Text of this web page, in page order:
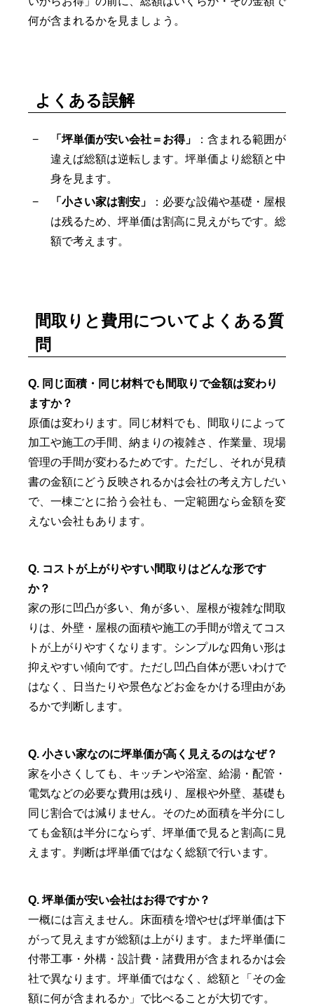
何が含まれるかを見ましょう。
よくある誤解
「坪単価が安い会社＝お得」
：含まれる範囲が
違えば総額は逆転します。坪単価より総額と中
身を見ます。
「小さい家は割安」
：必要な設備や基礎・屋根
は残るため、坪単価は割高に見えがちです。総
額で考えます。
間取りと費用についてよくある質
問
Q. 同じ面積・同じ材料でも間取りで金額は変わり
ますか？
原価は変わります。同じ材料でも、間取りによって
加工や施工の手間、納まりの複雑さ、作業量、現場
管理の手間が変わるためです。ただし、それが見積
書の金額にどう反映されるかは会社の考え方しだい
で、一棟ごとに拾う会社も、一定範囲なら金額を変
えない会社もあります。
Q. コストが上がりやすい間取りはどんな形です
か？
家の形に凹凸が多い、角が多い、屋根が複雑な間取
りは、外壁・屋根の面積や施工の手間が増えてコス
トが上がりやすくなります。シンプルな四角い形は
抑えやすい傾向です。ただし凹凸自体が悪いわけで
はなく、日当たりや景色などお金をかける理由があ
るかで判断します。
Q. 小さい家なのに坪単価が高く見えるのはなぜ？
家を小さくしても、キッチンや浴室、給湯・配管・
電気などの必要な費用は残り、屋根や外壁、基礎も
同じ割合では減りません。そのため面積を半分にし
ても金額は半分にならず、坪単価で見ると割高に見
えます。判断は坪単価ではなく総額で行います。
Q. 坪単価が安い会社はお得ですか？
一概には言えません。床面積を増やせば坪単価は下
がって見えますが総額は上がります。また坪単価に
付帯工事・外構・設計費・諸費用が含まれるかは会
社で異なります。坪単価ではなく、総額と「その金
額に何が含まれるか」で比べることが大切です。